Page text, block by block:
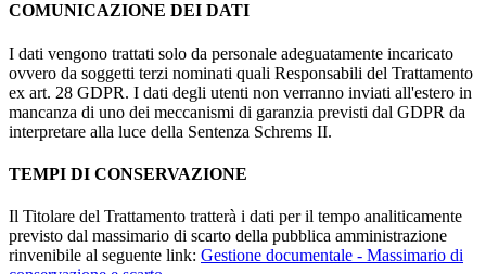
COMUNICAZIONE DEI DATI
I dati vengono trattati solo da personale adeguatamente incaricato
ovvero da soggetti terzi nominati quali Responsabili del Trattamento
ex art. 28 GDPR. I dati degli utenti non verranno inviati all'estero in
mancanza di uno dei meccanismi di garanzia previsti dal GDPR da
interpretare alla luce della Sentenza Schrems II.
TEMPI DI CONSERVAZIONE
Il Titolare del Trattamento tratterà i dati per il tempo analiticamente
previsto dal massimario di scarto della pubblica amministrazione
rinvenibile al seguente link: Gestione documentale - Massimario di